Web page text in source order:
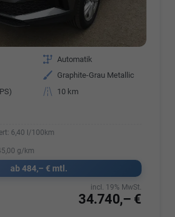
Getriebe Automatik
Außenfarbe
Graphite-Grau Metallic
Kilometerstand
10 km
6,40 l/100km
g/km
ab 484,– € mtl.
34.740,– €
incl. 19% MwSt.